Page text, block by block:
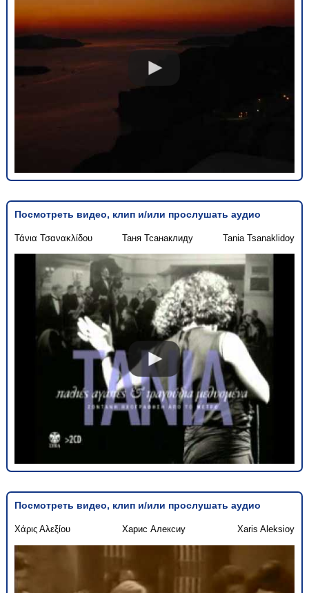
Посмотреть видео, клип и/или прослушать аудио
Τάνια Τσανακλίδου Таня Тсанаклиду Tania Tsanaklidoy
Посмотреть видео, клип и/или прослушать аудио
Χάρις Αλεξίου Харис Алексиу Xaris Aleksioy